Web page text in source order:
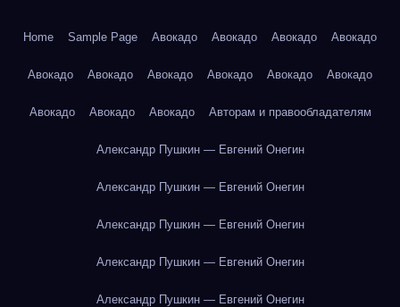
Home Sample Page Авокадо Авокадо Авокадо Авокадо
Авокадо Авокадо Авокадо Авокадо Авокадо Авокадо
Авокадо Авокадо Авокадо Авторам и правообладателям
Александр Пушкин — Евгений Онегин
Александр Пушкин — Евгений Онегин
Александр Пушкин — Евгений Онегин
Александр Пушкин — Евгений Онегин
Александр Пушкин — Евгений Онегин